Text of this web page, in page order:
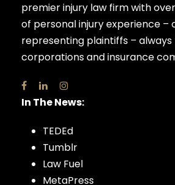
premier injury law firm with
of personal injury experience –
representing plaintiffs –
corporations and insurance
In The News:
TEDEd
Tumblr
Law Fuel
MetaPress